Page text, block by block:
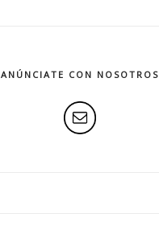
ANÚNCIATE CON NOSOTROS